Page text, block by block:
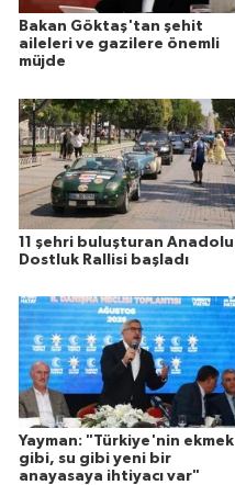
Bakan Göktaş'tan şehit
aileleri ve gazilere önemli
müjde
11 şehri buluşturan Anadolu
Dostluk Rallisi başladı
Yayman: "Türkiye'nin ekmek
gibi, su gibi yeni bir
anayasaya ihtiyacı var"